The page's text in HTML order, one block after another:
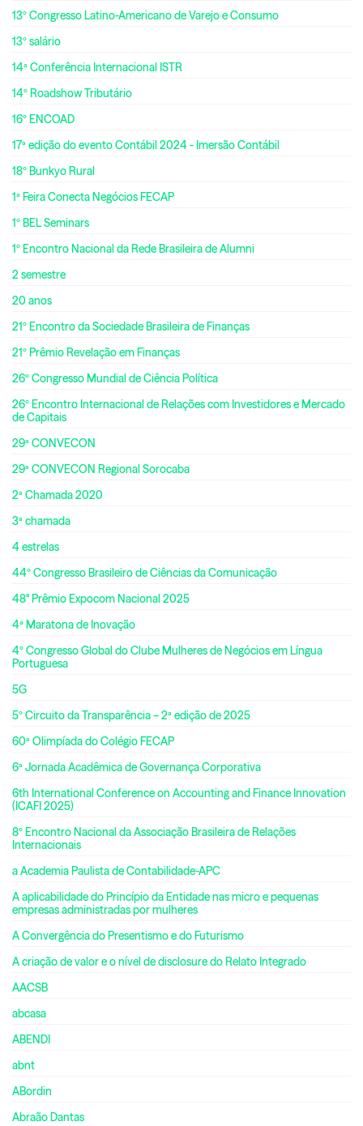
13º Congresso Latino-Americano de Varejo e Consumo
13º salário
14ª Conferência Internacional ISTR
14º Roadshow Tributário
16º ENCOAD
17ª edição do evento Contábil 2024 - Imersão Contábil
18º Bunkyo Rural
1ª Feira Conecta Negócios FECAP
1º BEL Seminars
1º Encontro Nacional da Rede Brasileira de Alumni
2 semestre
20 anos
21º Encontro da Sociedade Brasileira de Finanças
21º Prêmio Revelação em Finanças
26º Congresso Mundial de Ciência Política
26º Encontro Internacional de Relações com Investidores e Mercado
de Capitais
29ª CONVECON
29ª CONVECON Regional Sorocaba
2ª Chamada 2020
3ª chamada
4 estrelas
44º Congresso Brasileiro de Ciências da Comunicação
48° Prêmio Expocom Nacional 2025
4ª Maratona de Inovação
4º Congresso Global do Clube Mulheres de Negócios em Língua
Portuguesa
5G
5º Circuito da Transparência – 2ª edição de 2025
60ª Olimpíada do Colégio FECAP
6ª Jornada Acadêmica de Governança Corporativa
6th International Conference on Accounting and Finance Innovation
(ICAFI 2025)
8º Encontro Nacional da Associação Brasileira de Relações
Internacionais
a Academia Paulista de Contabilidade-APC
A aplicabilidade do Princípio da Entidade nas micro e pequenas
empresas administradas por mulheres
A Convergência do Presentismo e do Futurismo
A criação de valor e o nível de disclosure do Relato Integrado
AACSB
abcasa
ABENDI
abnt
ABordin
Abraão Dantas